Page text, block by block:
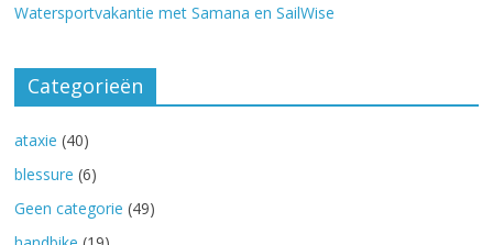
Watersportvakantie met Samana en SailWise
Categorieën
ataxie (40)
blessure (6)
Geen categorie (49)